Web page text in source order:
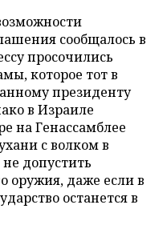
сообщалось в
просочились
которое тот в
президенту
в Израиле
на Генассамблее
с волком в
допустить
оружия, даже если в
останется в